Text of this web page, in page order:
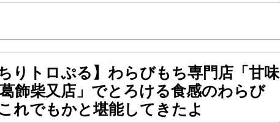
ちりトロぷる】わらびもち専門店「甘味
飾柴又店」でとろける食感のわらび
れでもかと堪能してきたよ